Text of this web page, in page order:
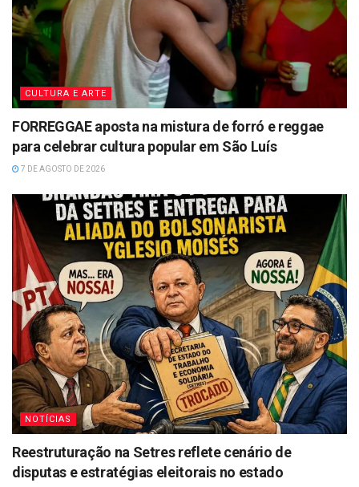
CULTURA E ARTE
FORREGGAE aposta na mistura de forró e reggae
para celebrar cultura popular em São Luís
7 DE AGOSTO DE 2026
NOTÍCIAS
Reestruturação na Setres reflete cenário de
disputas e estratégias eleitorais no estado